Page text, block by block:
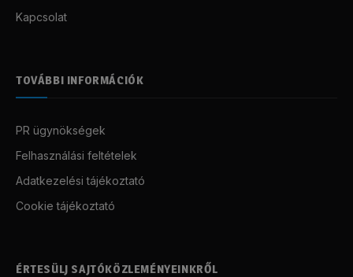
Kapcsolat
TOVÁBBI INFORMÁCIÓK
PR ügynökségek
Felhasználási feltételek
Adatkezelési tájékoztató
Cookie tájékoztató
ÉRTESÜLJ SAJTÓKÖZLEMÉNYEINKRŐL